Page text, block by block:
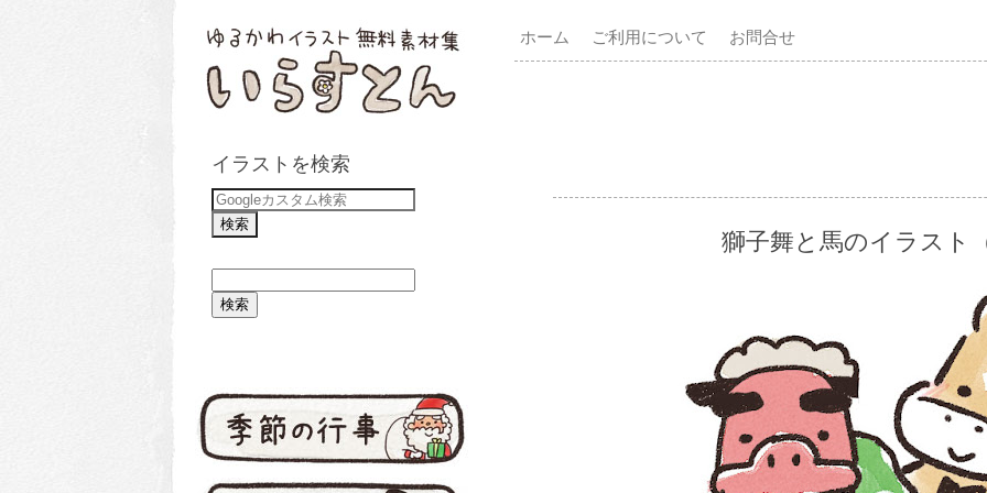
イラストを検索
ホーム ご利用について お問合せ
獅子舞と馬のイラスト